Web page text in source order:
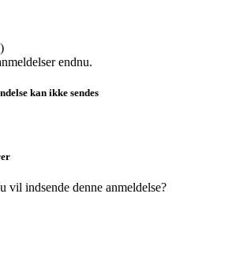
endnu.
kan ikke sendes
vil indsende denne anmeldelse?